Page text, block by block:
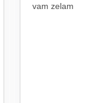
vam zelam